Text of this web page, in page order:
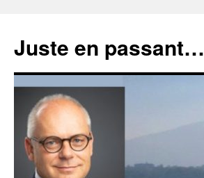
contenu
Juste en passant…